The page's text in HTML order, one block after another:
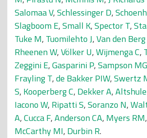
Salomaa V,Schlessinger D,
Slagboom E,Small K,Spector T,
Tuke M, Tuomilehto J,Van den
Rheenen W,Völker U,Wijmenga C,
Zeggini E,Gasparini P,Sampson MG
Frayling T,de Bakker PIW,Swertz
S, Kooperberg C, Dekker A,
Iacono W, Ripatti S,Soranzo N,
A,Cucca F,Anderson CA, Myers RM,
McCarthy MI, Durbin R.